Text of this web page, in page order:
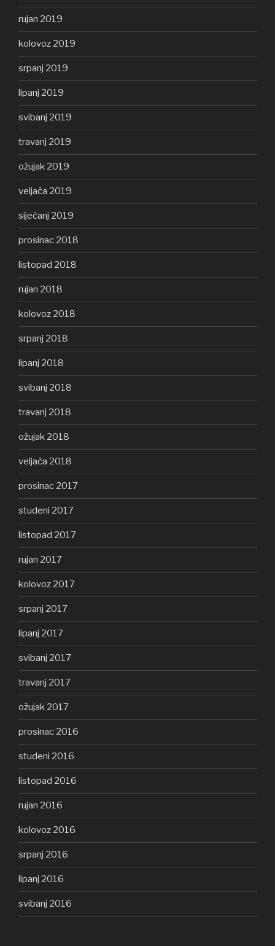
rujan 2019
kolovoz 2019
srpanj 2019
lipanj 2019
svibanj 2019
travanj 2019
ožujak 2019
veljača 2019
siječanj 2019
prosinac 2018
listopad 2018
rujan 2018
kolovoz 2018
srpanj 2018
lipanj 2018
svibanj 2018
travanj 2018
ožujak 2018
veljača 2018
prosinac 2017
studeni 2017
listopad 2017
rujan 2017
kolovoz 2017
srpanj 2017
lipanj 2017
svibanj 2017
travanj 2017
ožujak 2017
prosinac 2016
studeni 2016
listopad 2016
rujan 2016
kolovoz 2016
srpanj 2016
lipanj 2016
svibanj 2016